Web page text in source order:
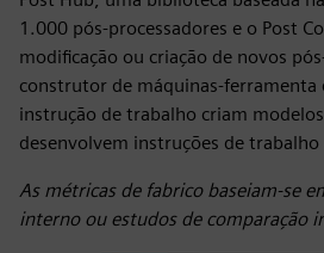
1.000 pós-processadores e o Post
modificação ou criação de novos
construtor de máquinas-ferramenta
instrução de trabalho criam
desenvolvem instruções de trabalho
As métricas de fabrico baseiam-se
interno ou estudos de comparação